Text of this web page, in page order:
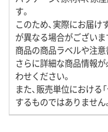
す。
このため、実際にお届
が異なる場合がござい
商品の商品ラベルや注意
さらに詳細な商品情報
わせください。
また、販売単位における
するものではありません